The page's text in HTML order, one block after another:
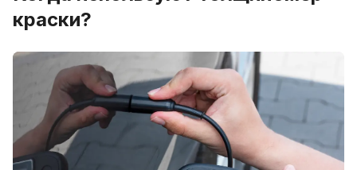
краски?